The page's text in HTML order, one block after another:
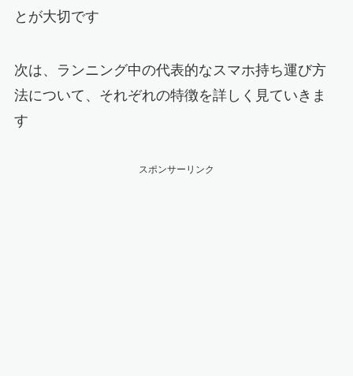
とが大切です
次は、ランニング中の代表的なスマホ持ち運び方
法について、それぞれの特徴を詳しく見ていきま
す
スポンサーリンク